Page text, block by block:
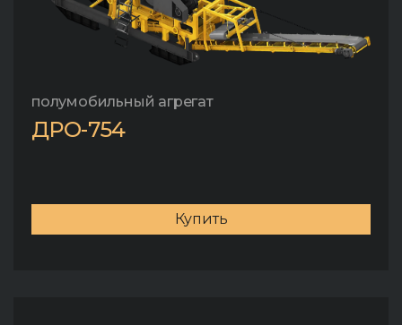
полумобильный агрегат
ДРО-754
Купить